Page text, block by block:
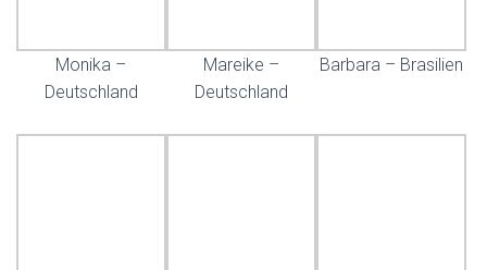
Monika –
Deutschland
Mareike –
Deutschland
Barbara – Brasilien